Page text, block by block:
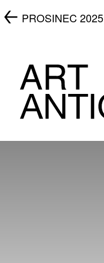
PROSINEC 2025